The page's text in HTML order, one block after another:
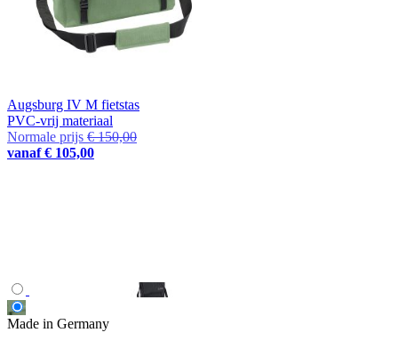
Augsburg IV M fietstas
PVC-vrij materiaal
Normale prijs € 150,00
vanaf € 105,00
Made in Germany